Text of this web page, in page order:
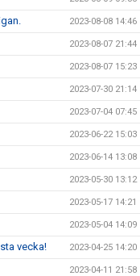
2023-08-08 14:46
2023-08-07 21:44
2023-08-07 15:23
2023-07-30 21:14
2023-07-04 07:45
2023-06-22 15:03
2023-06-14 13:08
2023-05-30 13:12
2023-05-17 14:21
2023-05-04 14:09
vecka! 2023-04-25 14:20
2023-04-11 21:58